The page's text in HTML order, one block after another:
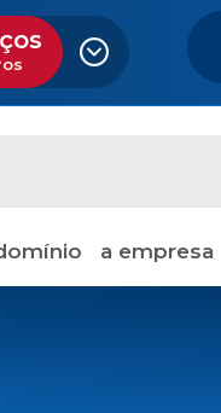
a empresa